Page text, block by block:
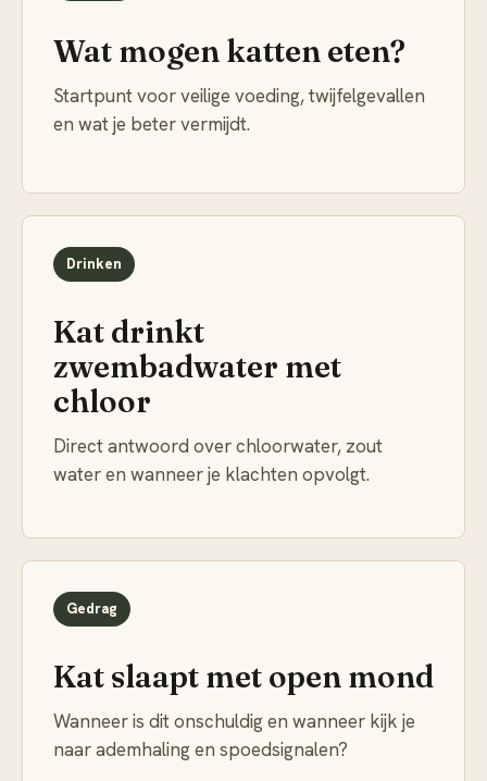
Wat mogen katten eten?
Startpunt voor veilige voeding, twijfelgevallen
en wat je beter vermijdt.
Drinken
Kat drinkt
zwembadwater met
chloor
Direct antwoord over chloorwater, zout
water en wanneer je klachten opvolgt.
Gedrag
Kat slaapt met open mond
Wanneer is dit onschuldig en wanneer kijk je
naar ademhaling en spoedsignalen?